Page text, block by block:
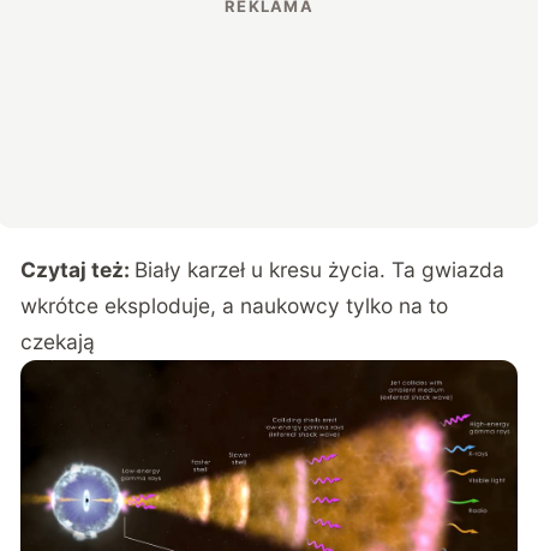
Czytaj też: Biały karzeł u kresu życia. Ta gwiazda
wkrótce eksploduje, a naukowcy tylko na to
czekają